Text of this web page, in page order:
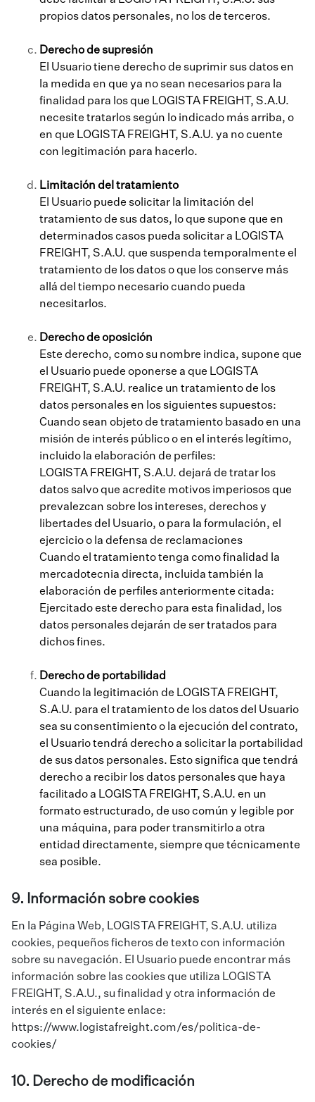
propios datos personales, no los de terceros.
Derecho de supresión
El Usuario tiene derecho de suprimir sus datos en
la medida en que ya no sean necesarios para la
finalidad para los que LOGISTA FREIGHT, S.A.U.
necesite tratarlos según lo indicado más arriba, o
en que LOGISTA FREIGHT, S.A.U. ya no cuente
con legitimación para hacerlo.
Limitación del tratamiento
El Usuario puede solicitar la limitación del
tratamiento de sus datos, lo que supone que en
determinados casos pueda solicitar a LOGISTA
FREIGHT, S.A.U. que suspenda temporalmente el
tratamiento de los datos o que los conserve más
allá del tiempo necesario cuando pueda
necesitarlos.
Derecho de oposición
Este derecho, como su nombre indica, supone que
el Usuario puede oponerse a que LOGISTA
FREIGHT, S.A.U. realice un tratamiento de los
datos personales en los siguientes supuestos:
Cuando sean objeto de tratamiento basado en una
misión de interés público o en el interés legítimo,
incluido la elaboración de perfiles:
LOGISTA FREIGHT, S.A.U. dejará de tratar los
datos salvo que acredite motivos imperiosos que
prevalezcan sobre los intereses, derechos y
libertades del Usuario, o para la formulación, el
ejercicio o la defensa de reclamaciones
Cuando el tratamiento tenga como finalidad la
mercadotecnia directa, incluida también la
elaboración de perfiles anteriormente citada:
Ejercitado este derecho para esta finalidad, los
datos personales dejarán de ser tratados para
dichos fines.
Derecho de portabilidad
Cuando la legitimación de LOGISTA FREIGHT,
S.A.U. para el tratamiento de los datos del Usuario
sea su consentimiento o la ejecución del contrato,
el Usuario tendrá derecho a solicitar la portabilidad
de sus datos personales. Esto significa que tendrá
derecho a recibir los datos personales que haya
facilitado a LOGISTA FREIGHT, S.A.U. en un
formato estructurado, de uso común y legible por
una máquina, para poder transmitirlo a otra
entidad directamente, siempre que técnicamente
sea posible.
9. Información sobre cookies
En la Página Web, LOGISTA FREIGHT, S.A.U. utiliza
cookies, pequeños ficheros de texto con información
sobre su navegación. El Usuario puede encontrar más
información sobre las cookies que utiliza LOGISTA
FREIGHT, S.A.U., su finalidad y otra información de
interés en el siguiente enlace:
https://www.logistafreight.com/es/politica-de-
cookies/
10. Derecho de modificación